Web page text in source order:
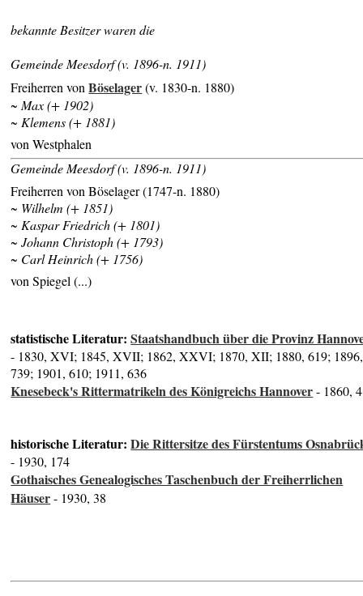
bekannte Besitzer waren die
Gemeinde Meesdorf (v. 1896-n. 1911)
Freiherren vonBöselager(v. 1830-n. 1880)
~ Max (+ 1902)
~ Klemens (+ 1881)
von Westphalen
Gemeinde Meesdorf (v. 1896-n. 1911)
Freiherren von Böselager (1747-n. 1880)
~ Wilhelm (+ 1851)
~ Kaspar Friedrich (+ 1801)
~ Johann Christoph (+ 1793)
~ Carl Heinrich (+ 1756)
von Spiegel (...)
statistische Literatur:Staatshandbuch über die Provinz
- 1830, XVI; 1845, XVII; 1862, XXVI; 1870, XII; 1880, 619; 1896,
739; 1901, 610; 1911, 636
Knesebeck's Rittermatrikeln des Königreichs Hannover- 1860,
historische Literatur:Die Rittersitze des Fürstentums
- 1930, 174
Gothaisches Genealogisches Taschenbuch der Freiherrlichen
Häuser- 1930, 38